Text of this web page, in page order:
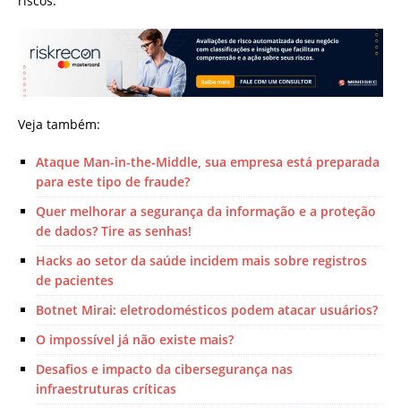
Veja também:
Ataque Man-in-the-Middle, sua empresa está preparada
para este tipo de fraude?
Quer melhorar a segurança da informação e a proteção
de dados? Tire as senhas!
Hacks ao setor da saúde incidem mais sobre registros
de pacientes
Botnet Mirai: eletrodomésticos podem atacar usuários?
O impossível já não existe mais?
Desafios e impacto da cibersegurança nas
infraestruturas críticas